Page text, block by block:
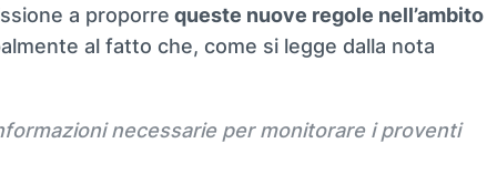
a proporre queste nuove regole nell’ambito
al fatto che, come si legge dalla nota
necessarie per monitorare i proventi